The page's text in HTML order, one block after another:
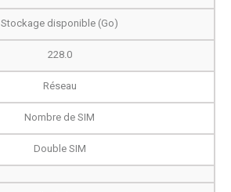
Stockage disponible (Go)
228.0
Réseau
Nombre de SIM
Double SIM